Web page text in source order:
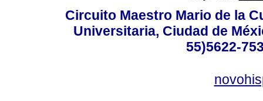
Circuito Maestro Mario de la
Universitaria, Ciudad de
55)5622-